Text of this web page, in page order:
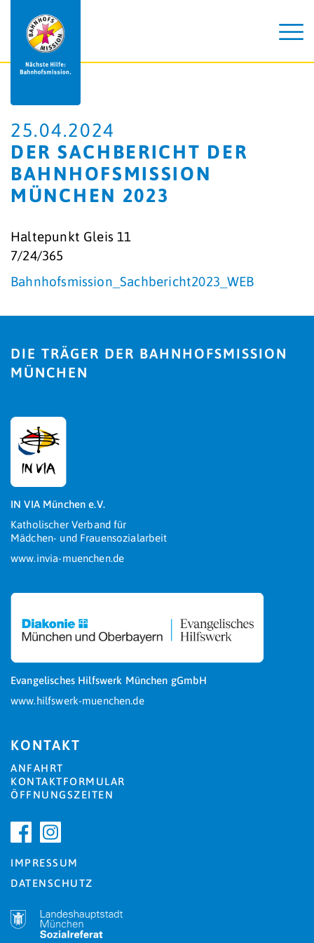
25.04.2024
DER SACHBERICHT DER
BAHNHOFSMISSION
MÜNCHEN 2023
Haltepunkt Gleis 11
7/24/365
Bahnhofsmission_Sachbericht2023_WEB
DIE TRÄGER DER BAHNHOFSMISSION
MÜNCHEN
IN VIA München e.V.
Katholischer Verband für
Mädchen- und Frauensozialarbeit
www.invia-muenchen.de
Evangelisches Hilfswerk München gGmbH
www.hilfswerk-muenchen.de
KONTAKT
ANFAHRT
KONTAKTFORMULAR
ÖFFNUNGSZEITEN
IMPRESSUM
DATENSCHUTZ